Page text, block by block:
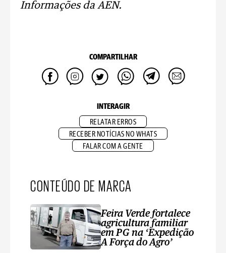
Informações da AEN.
COMPARTILHAR
INTERAGIR
RELATAR ERROS
RECEBER NOTÍCIAS NO WHATS
FALAR COM A GENTE
CONTEÚDO DE MARCA
Feira Verde fortalece
agricultura familiar
em PG na ‘Expedição
A Força do Agro’